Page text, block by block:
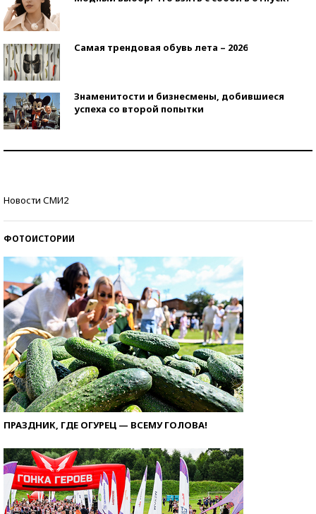
Самая трендовая обувь лета – 2026
Знаменитости и бизнесмены, добившиеся
успеха со второй попытки
Новости СМИ2
ФОТОИСТОРИИ
ПРАЗДНИК, ГДЕ ОГУРЕЦ — ВСЕМУ ГОЛОВА!